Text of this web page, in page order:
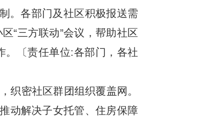
。各部门及社区积极报送需
“三方联动”会议，帮助社区
。〔责任单位:各部门，各社
织密社区群团组织覆盖网。
动解决子女托管、住房保障